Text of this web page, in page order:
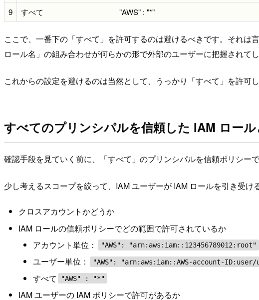
9
すべて "AWS" : "*"
ここで、一番下の「すべて」を許可するのは避けるべきです。それ
ロール名」の組み合わせが何らかの形で外部のユーザーに把握されて
これからの設定を避けるのは当然として、うっかり「すべて」を許可
すべてのプリンシパルを信頼した IAM ロー
確認手段を見ていく前に、「すべて」のプリンシパルを信頼ポリシー
少し考えるスコープを絞って、IAM ユーザーが IAM ロールを引き受け
クロスアカウントかどうか
IAM ロールの信頼ポリシーでどの範囲で許可されているか
アカウント単位：
"AWS": "arn:aws:iam::123456789012:root"
ユーザー単位： "AWS": "arn:aws:iam::AWS-account-ID:user/
すべて "AWS" : "*"
IAM ユーザーの IAM ポリシーで許可があるか